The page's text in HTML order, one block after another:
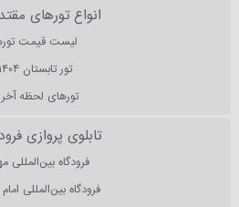
انواع تورهای
لیست قیمت
تور تابستان ۱۴۰۴
تورهای لحظه
تابلوی پروازی
فرودگاه بین‌المللی
فرودگاه بین‌المللی